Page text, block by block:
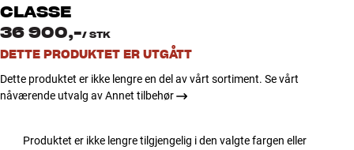
Hodetelefon
Surround
TV
CLASSE
36 900,-/ STK
DETTE PRODUKTET ER UTGÅTT
Dette produktet er ikke lengre en del av vårt sortiment. Se vårt
nåværende utvalg av Annet tilbehør
Produktet er ikke lengre tilgjengelig i den valgte fargen eller